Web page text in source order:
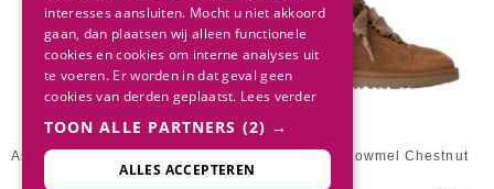
Asics Kids GEL-VENTURE 6 GS
Black/Black
UGG Kids Lowmel Chestnut
interesses aansluiten. Mocht u niet akkoord
gaan, dan plaatsen wij alleen functionele
cookies en cookies om interne analyses uit
te voeren. Er worden in dat geval geen
cookies van derden geplaatst. Lees verder
TOON ALLE PARTNERS (2) →
ALLES ACCEPTEREN